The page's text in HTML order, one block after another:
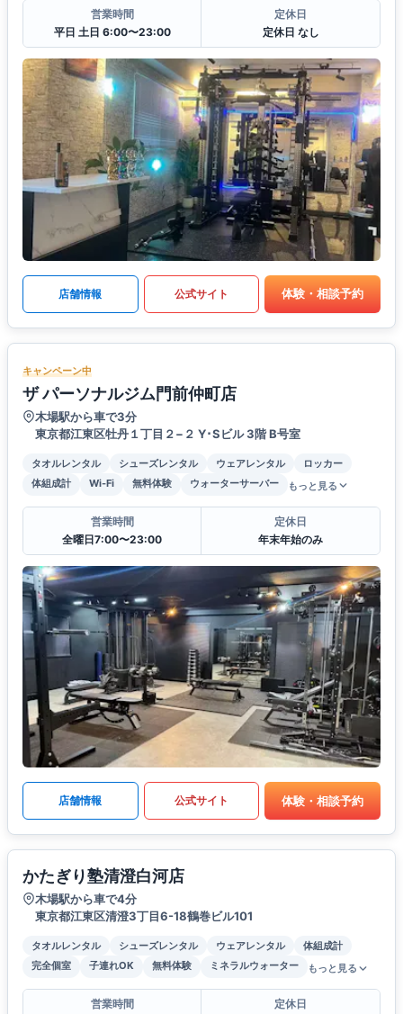
営業時間
平日 土日 6:00〜23:00
定休日
定休日 なし
店舗情報 公式サイト 体験・相談予約
キャンペーン中
ザ パーソナルジム門前仲町店
木場駅から車で3分
東京都江東区牡丹１丁目２−２ Y･Sビル 3階 B号室
タオルレンタル シューズレンタル ウェアレンタル
ロッカー
体組成計
Wi-Fi 無料体験 ウォーターサーバー もっと見る
営業時間
全曜日7:00〜23:00
定休日
年末年始のみ
店舗情報 公式サイト 体験・相談予約
かたぎり塾清澄白河店
木場駅から車で4分
東京都江東区清澄3丁目6-18鶴巻ビル101
タオルレンタル シューズレンタル ウェアレンタル
体組成計
完全個室
子連れOK 無料体験 ミネラルウォーター もっと見る
営業時間
定休日